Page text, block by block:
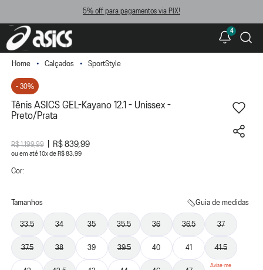
5% off para pagamentos via PIX!
4
Calçados SportStyle
- 30%
Tênis ASICS GEL-Kayano 12.1 - Unissex -
Preto/Prata
R$ 1.199,99 R$ 839,99
ou 10xde R$ 83,99
Cor:
Tamanhos Guia de medidas
33.5 34 35 35.5 36 36.5 37
37.5 38 39 39.5 40 41 41.5